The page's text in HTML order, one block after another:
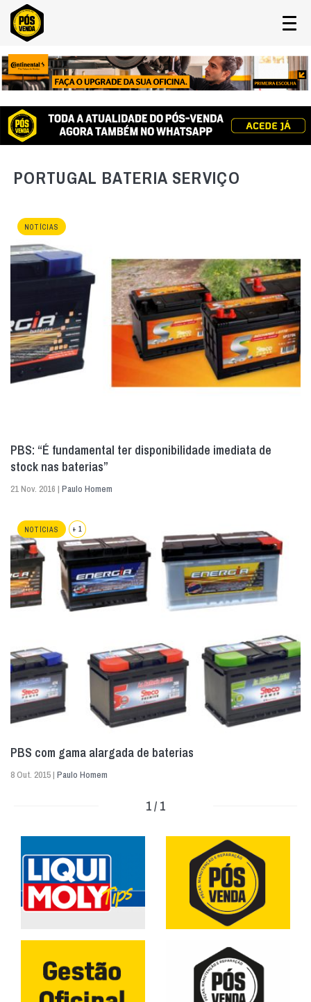
PORTUGAL BATERIA SERVIÇO
NOTÍCIAS
PBS: “É fundamental ter disponibilidade imediata de
stock nas baterias”
21 Nov. 2016 | Paulo Homem
NOTÍCIAS + 1
PBS com gama alargada de baterias
8 Out. 2015 | Paulo Homem
1 / 1